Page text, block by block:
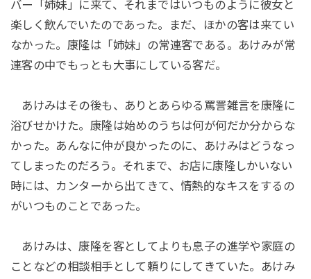
バー「姉妹」に来て、それまではいつものように彼女と
楽しく飲んでいたのであった。まだ、ほかの客は来てい
なかった。康隆は「姉妹」の常連客である。あけみが常
連客の中でもっとも大事にしている客だ。
あけみはその後も、ありとあらゆる罵詈雑言を康隆に
浴びせかけた。康隆は始めのうちは何が何だか分からな
かった。あんなに仲が良かったのに、あけみはどうなっ
てしまったのだろう。それまで、お店に康隆しかいない
時には、カンターから出てきて、情熱的なキスをするの
がいつものことであった。
あけみは、康隆を客としてよりも息子の進学や家庭の
ことなどの相談相手として頼りにしてきていた。あけみ